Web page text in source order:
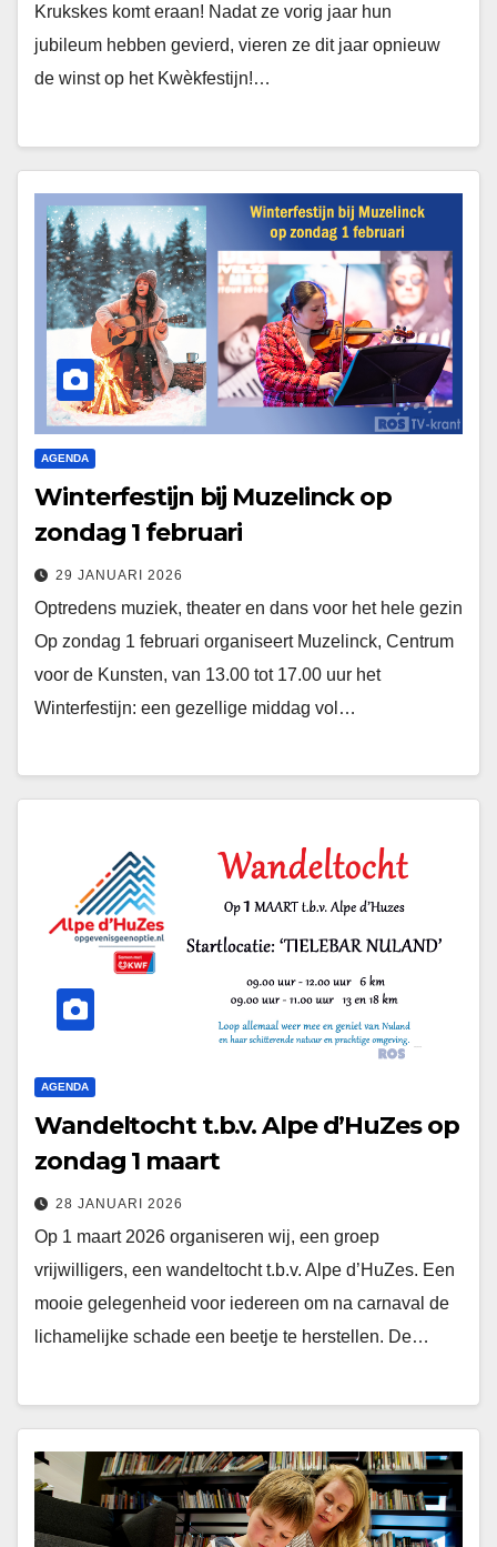
Krukskes komt eraan! Nadat ze vorig jaar hun
jubileum hebben gevierd, vieren ze dit jaar opnieuw
de winst op het Kwèkfestijn!…
AGENDA
Winterfestijn bij Muzelinck op
zondag 1 februari
29 JANUARI 2026
Optredens muziek, theater en dans voor het hele gezin
Op zondag 1 februari organiseert Muzelinck, Centrum
voor de Kunsten, van 13.00 tot 17.00 uur het
Winterfestijn: een gezellige middag vol…
AGENDA
Wandeltocht t.b.v. Alpe d’HuZes op
zondag 1 maart
28 JANUARI 2026
Op 1 maart 2026 organiseren wij, een groep
vrijwilligers, een wandeltocht t.b.v. Alpe d’HuZes. Een
mooie gelegenheid voor iedereen om na carnaval de
lichamelijke schade een beetje te herstellen. De…